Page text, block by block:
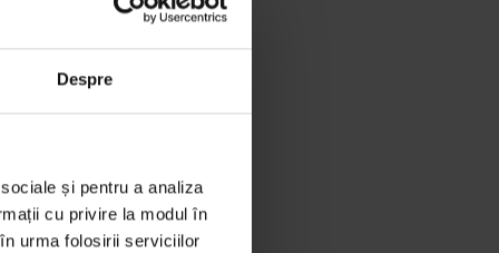
Despre
și pentru a analiza
cu privire la modul în
urma folosirii serviciilor
să modelezi
știință și (2)
de